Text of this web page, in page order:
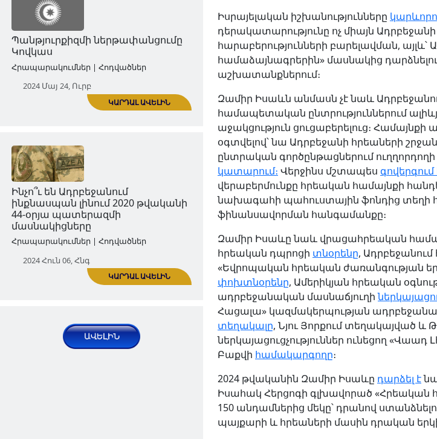
ԿԱՐԴԱԼ ԱՎԵԼԻՆ
«Արևմտյան Ադրբեջան» նորաբաց
հեռուստաընկերությունն ու
Արևմտյան Ադրբեջան համայնքը
Հրապարակումներ | Հոդվածներ
ԿԱՐԴԱԼ ԱՎԵԼԻՆ
Պանթյուրքիզմի ներթափանցումը
Իսրայելական իշխանությունները
դերակատարությունը ոչ միայն
հարաբերությունների բարելավման,
համաձայնագրերին» մասնակից դարձնելու
աշխատանքներում։
Զամիր Իսաևն անմասն չէ նաև
համապետական ընտրություններում
աջակցություն ցուցաբերելուց։
օգտվելով՝ նա Ադրբեջանի հրեաների
ընտրական գործընթացներում
կատարում։ Վերջինս մշտապես գովերգում
վերաբերմունքը հրեական համայնքի
նախագահի պահուստային ֆոնդից տեղի
ֆինանսավորման հանգամանքը։
Զամիր Իսաևը նաև վրացահրեական
հրեական դպրոցի տնօրենը,
«Եվրոպական հրեական ժառանգության
փոխտնօրենը, Ամերիկյան հրեական
ադրբեջանական մասնաճյուղի
Հացալա» կազմակերպության
տեղակալը, Նյու Յորքում տեղակայված և
ներկայացուցչություններ ունեցող «Վաադ
Բաքվի համակարգողը։
2024 թվականին Զամիր Իսաևը դարձել է
Իսահակ Հերցոգի գլխավորած «Հրեական
150 անդամներից մեկը՝ դրանով
պայքարի և հրեաների մասին դրական